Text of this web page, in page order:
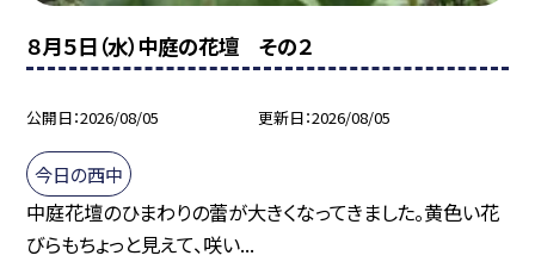
８月５日（水）中庭の花壇 その２
公開日 2026/08/05 更新日 2026/08/05
今日の西中
中庭花壇のひまわりの蕾が大きくなってきました。黄色い花
びらもちょっと見えて、咲い...